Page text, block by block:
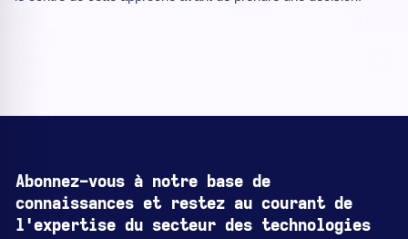
Abonnez-vous à notre base de
connaissances et restez au courant de
l'expertise du secteur des technologies